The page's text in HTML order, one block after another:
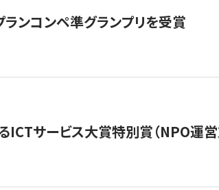
ンコンペ準グランプリを受賞
サービス大賞特別賞（NPO運